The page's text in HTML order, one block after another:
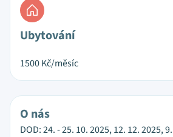
Ubytování
1500Kč/měsíc
O nás
DOD: 24. - 25. 10. 2025, 12. 12. 2025,